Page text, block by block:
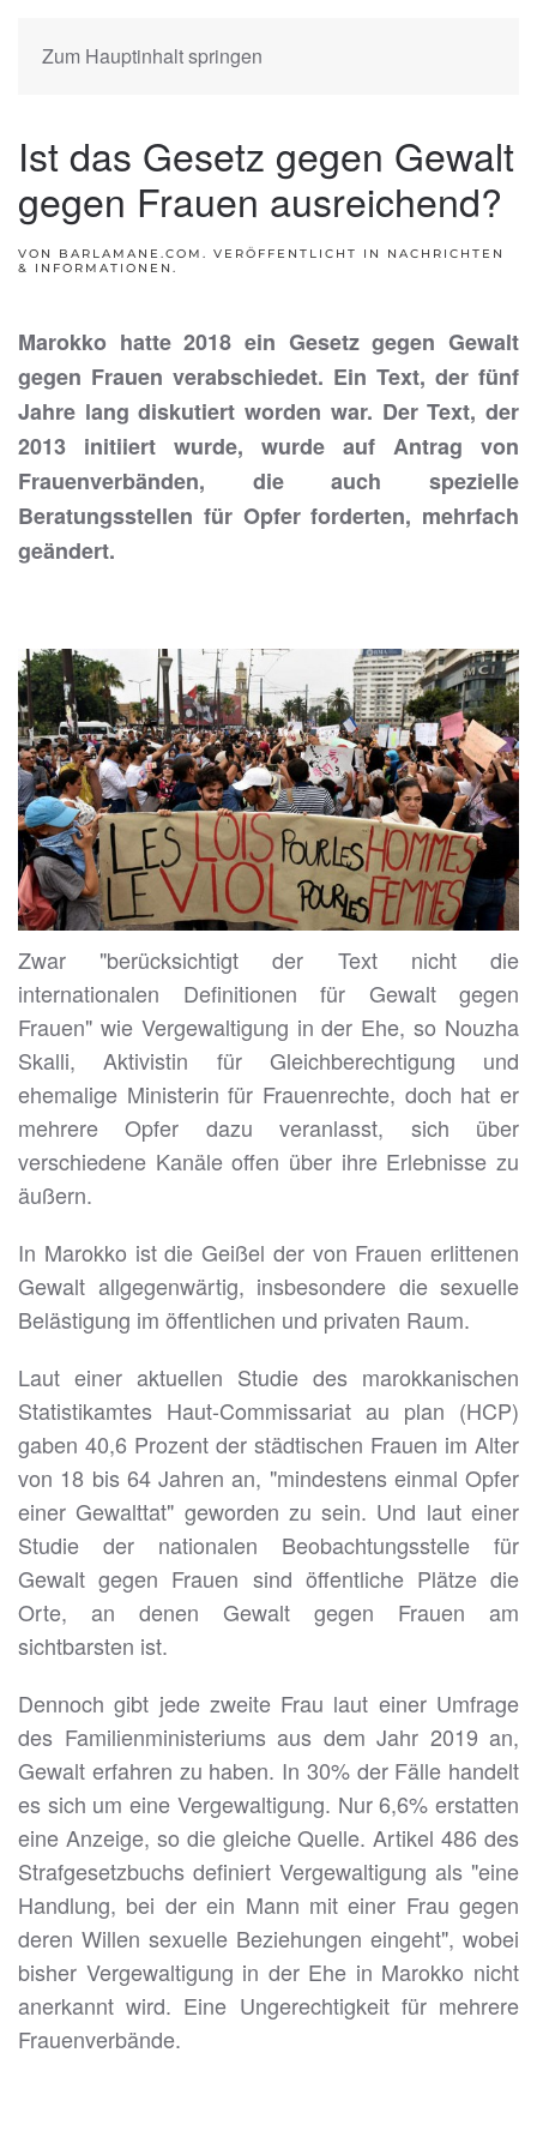
Zum Hauptinhalt springen
Ist das Gesetz gegen Gewalt
gegen Frauen ausreichend?
VON BARLAMANE.COM. VERÖFFENTLICHT IN NACHRICHTEN
& INFORMATIONEN .
Marokko hatte 2018 ein Gesetz gegen Gewalt
gegen Frauen verabschiedet. Ein Text, der fünf
Jahre lang diskutiert worden war. Der Text, der
2013 initiiert wurde, wurde auf Antrag von
Frauenverbänden, die auch spezielle
Beratungsstellen für Opfer forderten, mehrfach
geändert.
Zwar "berücksichtigt der Text nicht die
internationalen Definitionen für Gewalt gegen
Frauen" wie Vergewaltigung in der Ehe, so Nouzha
Skalli, Aktivistin für Gleichberechtigung und
ehemalige Ministerin für Frauenrechte, doch hat er
mehrere Opfer dazu veranlasst, sich über
verschiedene Kanäle offen über ihre Erlebnisse zu
äußern.
In Marokko ist die Geißel der von Frauen erlittenen
Gewalt allgegenwärtig, insbesondere die sexuelle
Belästigung im öffentlichen und privaten Raum.
Laut einer aktuellen Studie des marokkanischen
Statistikamtes Haut-Commissariat au plan (HCP)
gaben 40,6 Prozent der städtischen Frauen im Alter
von 18 bis 64 Jahren an, "mindestens einmal Opfer
einer Gewalttat" geworden zu sein. Und laut einer
Studie der nationalen Beobachtungsstelle für
Gewalt gegen Frauen sind öffentliche Plätze die
Orte, an denen Gewalt gegen Frauen am
sichtbarsten ist.
Dennoch gibt jede zweite Frau laut einer Umfrage
des Familienministeriums aus dem Jahr 2019 an,
Gewalt erfahren zu haben. In 30% der Fälle handelt
es sich um eine Vergewaltigung. Nur 6,6% erstatten
eine Anzeige, so die gleiche Quelle. Artikel 486 des
Strafgesetzbuchs definiert Vergewaltigung als "eine
Handlung, bei der ein Mann mit einer Frau gegen
deren Willen sexuelle Beziehungen eingeht", wobei
bisher Vergewaltigung in der Ehe in Marokko nicht
anerkannt wird. Eine Ungerechtigkeit für mehrere
Frauenverbände.